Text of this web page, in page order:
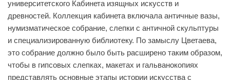
университетского Кабинета изящных искусств и
древностей. Коллекция кабинета включала античные вазы,
нумизматическое собрание, слепки с античной скульптуры
и специализированную библиотеку. По замыслу Цветаева,
это собрание должно было быть расширено таким образом,
чтобы в гипсовых слепках, макетах и гальванокопиях
представлять основные этапы истории искусства с